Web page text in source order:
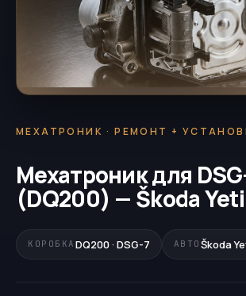
МЕХАТРОНИК · РЕМОНТ +
Мехатроник для
(DQ200) — Škoda Yeti
КОРОБКА DQ200 · DSG-7 АВТО Škoda